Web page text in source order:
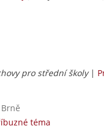
pro střední školy|
téma